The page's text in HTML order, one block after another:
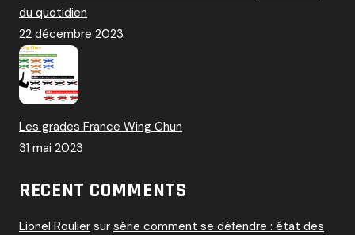
du quotidien
22 décembre 2023
Les grades France Wing Chun
31 mai 2023
RECENT COMMENTS
Lionel Roulier sur série comment se défendre : état des